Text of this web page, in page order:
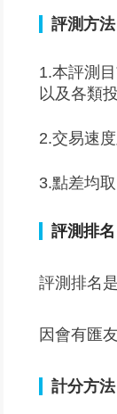
評測方法
1.本評測
以及各類
2.交易速
3.點差均
評測排名
評測排名
因會有匯
計分方法